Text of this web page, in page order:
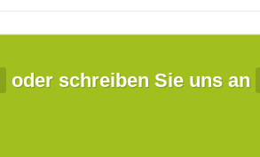
oder schreiben Sie uns an